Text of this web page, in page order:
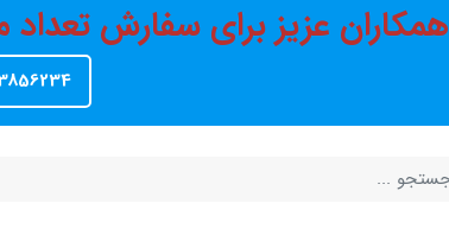
همکاران عزیز برای سفارش